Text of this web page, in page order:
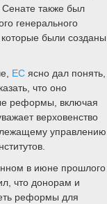
Сенате также был
генерального
были созданы
ЕС ясно дал понять,
что оно
реформы, включая
верховенство
управлению
в июне прошлого
что донорам и
реформы для